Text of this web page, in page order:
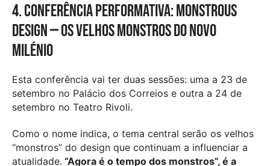
4. Conferência performativa: Monstrous
design — os velhos monstros do novo
milénio
Esta conferência vai ter duas sessões: uma a 23 de
setembro no Palácio dos Correios e outra a 24 de
setembro no Teatro Rivoli.
Como o nome indica, o tema central serão os velhos
“monstros” do design que continuam a influenciar a
atualidade. “Agora é o tempo dos monstros”, é a